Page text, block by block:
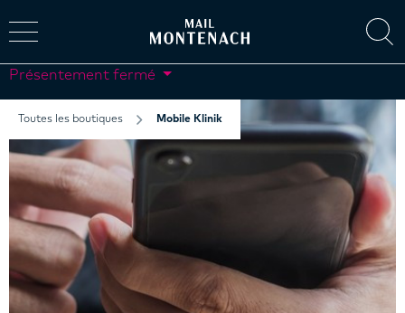
Présentement fermé
Toutes les boutiques Mobile Klinik